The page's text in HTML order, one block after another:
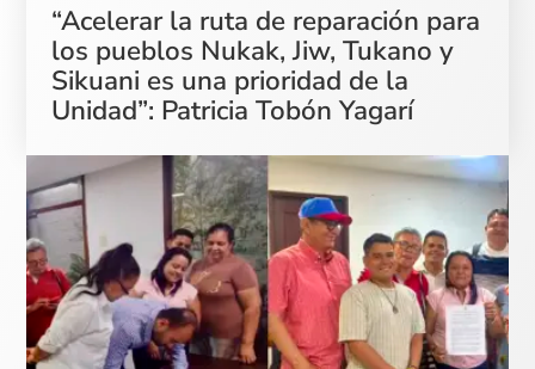
“Acelerar la ruta de reparación para
los pueblos Nukak, Jiw, Tukano y
Sikuani es una prioridad de la
Unidad”: Patricia Tobón Yagarí